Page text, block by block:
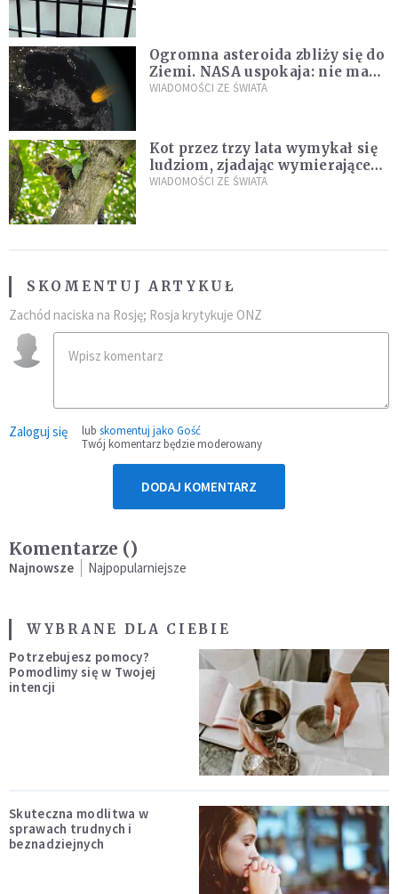
Ogromna asteroida zbliży się do
Ziemi. NASA uspokaja: nie ma
zagrożenia
WIADOMOŚCI ZE ŚWIATA
Kot przez trzy lata wymykał się
ludziom, zjadając wymierające
kaczki. W końcu popełnił
WIADOMOŚCI ZE ŚWIATA
SKOMENTUJ ARTYKUŁ
Zachód naciska na Rosję; Rosja krytykuje ONZ
Zaloguj się lub skomentuj jako Gość
Twój komentarz będzie moderowany
DODAJ KOMENTARZ
Komentarze ()
Najnowsze Najpopularniejsze
WYBRANE DLA CIEBIE
Potrzebujesz pomocy?
Pomodlimy się w Twojej
intencji
Skuteczna modlitwa w
sprawach trudnych i
beznadziejnych